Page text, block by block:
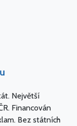
Největší
Financován
Bez státních